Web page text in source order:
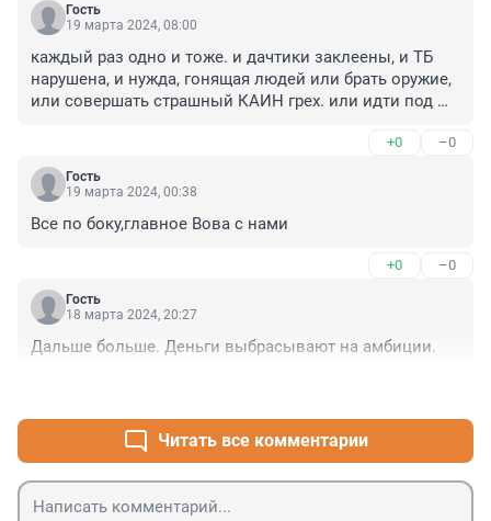
Гость
19 марта 2024, 08:00
каждый раз одно и тоже. и дачтики заклеены, и ТБ
нарушена, и нужда, гонящая людей или брать оружие,
или совершать страшный КАИН грех. или идти под
одним словом - стабильность
+0 –0
Гость
19 марта 2024, 00:38
Все по боку,главное Вова с нами
+0 –0
Гость
18 марта 2024, 20:27
Дальше больше. Деньги выбрасывают на амбиции.
Читать все комментарии